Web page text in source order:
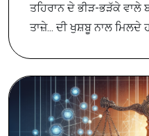
ਤਹਿਰਾਨ ਦੇ ਭੀੜ-ਭੜੱਕੇ ਵਾਲੇ
ਤਾਜ਼ੇ... ਦੀ ਖੁਸ਼ਬੂ ਨਾਲ ਮਿਲਦੇ